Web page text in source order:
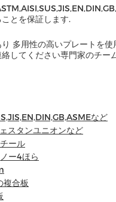
とを保証します.
多用性の高いプレートを
してください専門家のチ
など
スタンユニオンなど
ール
ー4ほら
合板